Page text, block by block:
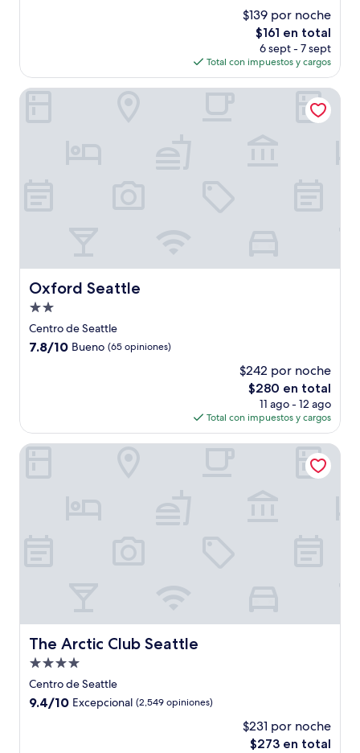
$139 por noche
El
precio
actual
es
de
$161 en total
6 sept - 7 sept
Total con impuestos y cargos
Oxford Seattle
Oxford Seattle
Propiedad
de
2.0
Centro de Seattle
7.8
7.8/10 Bueno (65 opiniones)
$242 por noche
El
precio
actual
es
de
$280 en total
11 ago - 12 ago
Total con impuestos y cargos
Oxford Seattle
The Arctic Club Seattle
The Arctic Club Seattle
Propiedad
de
4.0
Centro de Seattle
9.4
9.4/10 Excepcional (2,549 opiniones)
$231 por noche
El
$273 en total
The Arctic Club Seattle